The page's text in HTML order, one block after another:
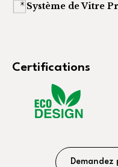
Système de Vitre
Certifications